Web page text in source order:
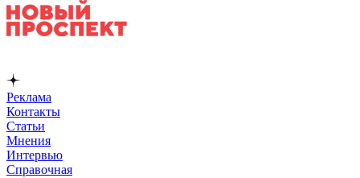
Реклама
Контакты
Статьи
Мнения
Интервью
Справочная